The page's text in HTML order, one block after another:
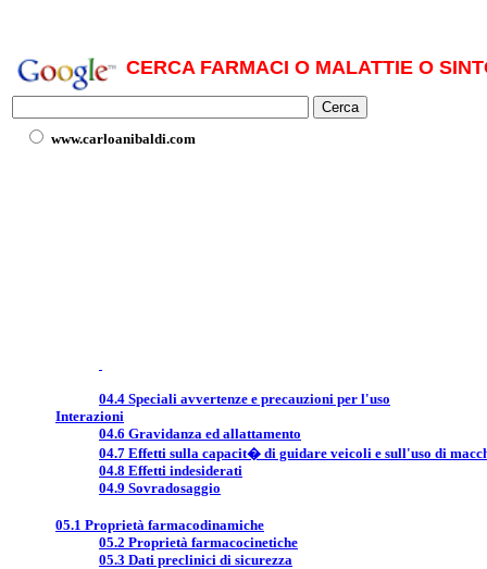
CERCA FARMACI O MALATTIE O
www.carloanibaldi.com
04.4 Speciali avvertenze e precauzioni per l'uso
Interazioni
04.6 Gravidanza ed allattamento
04.7 Effetti sulla capacit� di guidare veicoli e sull'uso di
04.8 Effetti indesiderati
04.9 Sovradosaggio
05.1 Proprietà farmacodinamiche
05.2 Proprietà farmacocinetiche
05.3 Dati preclinici di sicurezza